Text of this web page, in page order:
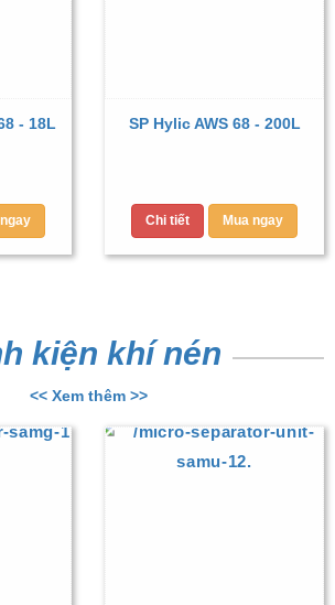
- 18L SP Hylic AWS 68 - 200L
Chi tiết Mua ngay
kiện khí nén
<< Xem thêm >>